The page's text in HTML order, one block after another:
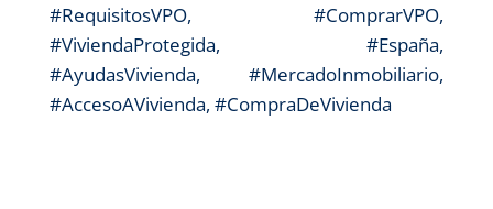
#RequisitosVPO, #ComprarVPO,
#ViviendaProtegida, #España,
#AyudasVivienda, #MercadoInmobiliario,
#AccesoAVivienda, #CompraDeVivienda